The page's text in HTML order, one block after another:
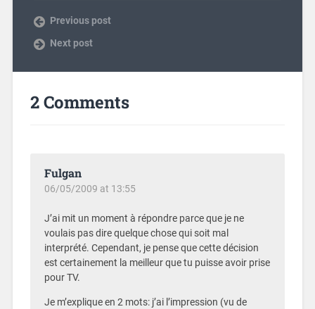
Previous post
Next post
2 Comments
Fulgan
06/05/2009 at 13:55
J’ai mit un moment à répondre parce que je ne
voulais pas dire quelque chose qui soit mal
interprété. Cependant, je pense que cette décision
est certainement la meilleur que tu puisse avoir prise
pour TV.
Je m’explique en 2 mots: j’ai l’impression (vu de